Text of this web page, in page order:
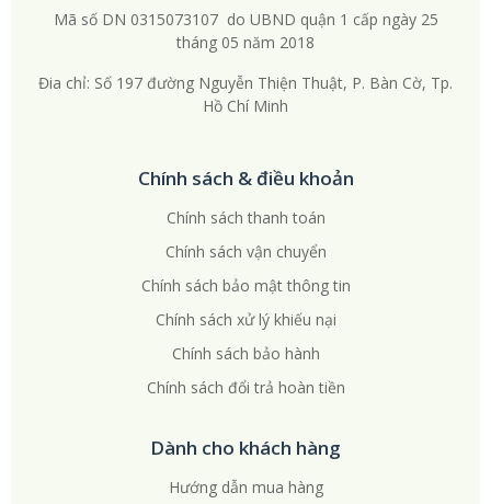
Mã số DN 0315073107 do UBND quận 1 cấp ngày 25
tháng 05 năm 2018
Đia chỉ: Số 197 đường Nguyễn Thiện Thuật, P. Bàn Cờ, Tp.
Hồ Chí Minh
Chính sách & điều khoản
Chính sách thanh toán
Chính sách vận chuyển
Chính sách bảo mật thông tin
Chính sách xử lý khiếu nại
Chính sách bảo hành
Chính sách đổi trả hoàn tiền
Dành cho khách hàng
Hướng dẫn mua hàng